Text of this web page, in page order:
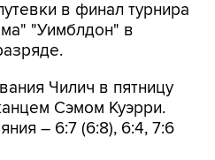
в финал турнира
"Уимблдон" в
Чилич в пятницу
Сэмом Куэрри.
– 6:7 (6:8), 6:4, 7:6